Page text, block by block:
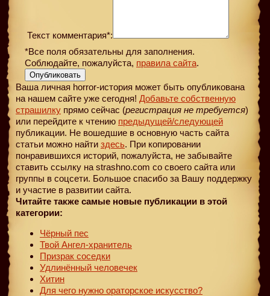
Текст комментария*:
*Все поля обязательны для заполнения.
Соблюдайте, пожалуйста, правила сайта.
Опубликовать
Ваша личная horror-история может быть опубликована
на нашем сайте уже сегодня! Добавьте собственную
страшилку прямо сейчас (регистрация не требуется)
или перейдите к чтению предыдущей/следующей
публикации. Не вошедшие в основную часть сайта
статьи можно найти здесь. При копировании
понравившихся историй, пожалуйста, не забывайте
ставить ссылку на strashno.com со своего сайта или
группы в соцсети. Большое спасибо за Вашу поддержку
и участие в развитии сайта.
Читайте также самые новые публикации в этой
категории:
Чёрный пес
Твой Ангел-хранитель
Призрак соседки
Удлинённый человечек
Хитин
Для чего нужно ораторское искусство?